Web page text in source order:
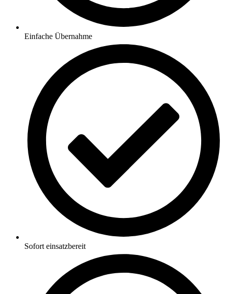
Einfache Übernahme
Sofort einsatzbereit